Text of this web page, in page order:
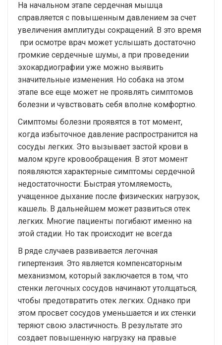
На начальном этапе сердечная мышца
справляется с повышенным давлением за счет
увеличения амплитуды сокращений. В это время
при осмотре врач может услышать достаточно
громкие сердечные шумы, а при проведении
эхокардиографии уже можно выявить
значительные изменения. Но собака на этом
этапе все еще может не проявлять симптомов
болезни и чувствовать себя вполне комфортно.
Симптомы болезни проявятся в тот момент,
когда избыточное давление распространится на
сосуды легких. Это вызывает застой крови в
малом круге кровообращения. В этот момент
появляются характерные симптомы сердечной
недостаточности: Быстрая утомляемость,
учащенное дыхание после физических нагрузок,
кашель. В дальнейшем может развиться отек
легких. Многие пациенты погибают именно на
этой стадии. Но так происходит не всегда
В ряде случаев развивается легочная
гипертензия. Это является компенсаторным
механизмом, который заключается в том, что
стенки легочных сосудов начинают утолщаться,
чтобы предотвратить отек легких. Однако при
этом просвет сосудов уменьшается и их стенки
теряют свою эластичность. В результате это
создает повышенную нагрузку на правые